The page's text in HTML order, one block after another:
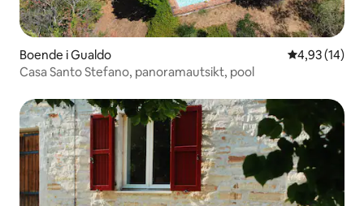
Boende i Gualdo 4,93 av 5 i
4,93 (14)
Casa Santo Stefano, panoramautsikt, pool